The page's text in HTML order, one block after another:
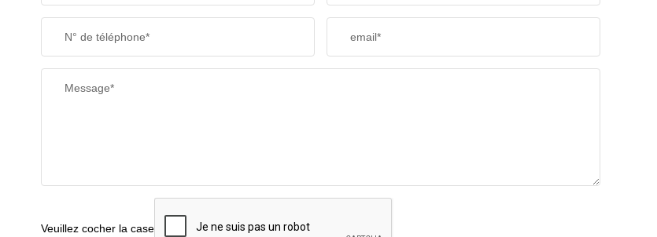
N° de téléphone* email*
Message*
Veuillez cocher la case